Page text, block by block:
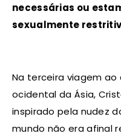
necessárias ou
sexualmente
Na terceira viagem
ocidental da Ásia,
inspirado pela nudez
mundo não era afinal